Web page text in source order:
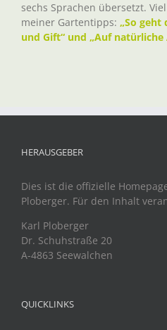
sechs Sprachen übersetzt.
meiner Gartentipps: „So geht
und Gift“ und „Auf natürliche
HERAUSGEBER
Dies ist die offizielle
Ploberger. Für den Inhalt
Karl Ploberger
Dr. Schuhstraße 20
A-4863 Seewalchen
QUICKLINKS